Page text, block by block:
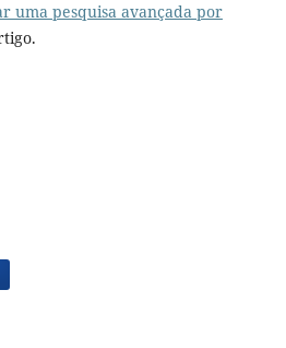
uma pesquisa avançada por